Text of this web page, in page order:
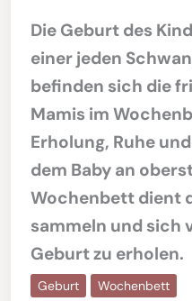
Die Geburt des
einer jeden
befinden sich die
Mamis im
Erholung, Ruhe
dem Baby an
Wochenbett dient
sammeln und sich
Geburt zu erholen.
Geburt Wochenbett